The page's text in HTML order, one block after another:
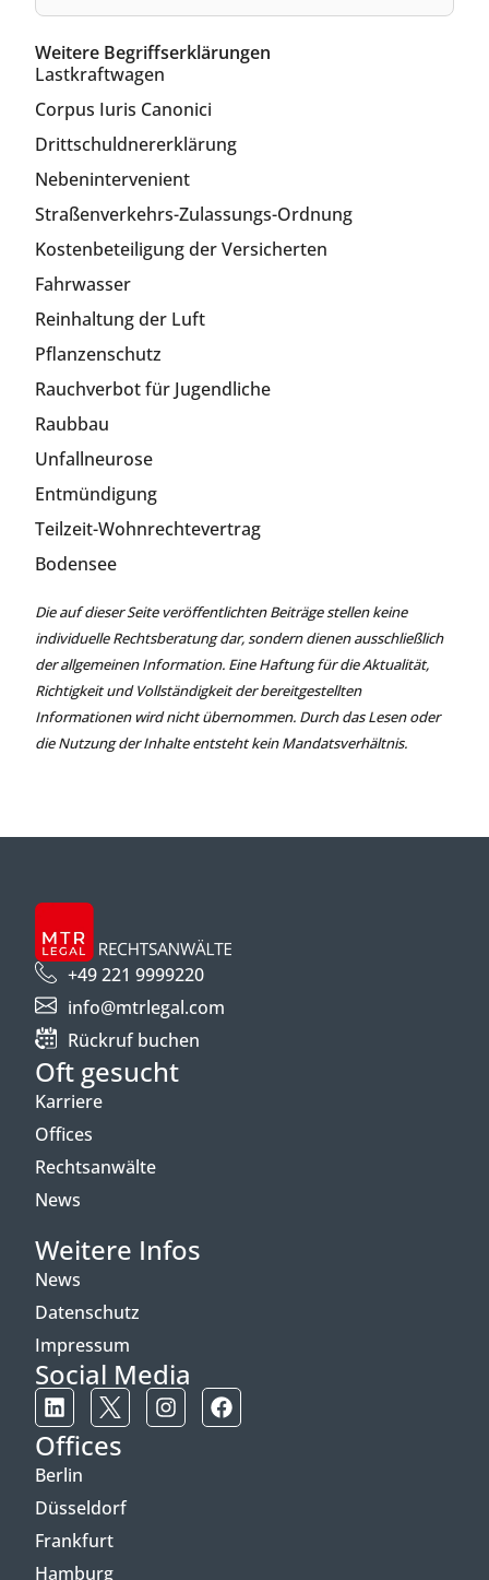
Weitere Begriffserklärungen
Lastkraftwagen
Corpus Iuris Canonici
Drittschuldnererklärung
Nebenintervenient
Straßenverkehrs-Zulassungs-Ordnung
Kostenbeteiligung der Versicherten
Fahrwasser
Reinhaltung der Luft
Pflanzenschutz
Rauchverbot für Jugendliche
Raubbau
Unfallneurose
Entmündigung
Teilzeit-Wohnrechtevertrag
Bodensee
Die auf dieser Seite veröffentlichten Beiträge stellen keine
individuelle Rechtsberatung dar, sondern dienen ausschließlich
der allgemeinen Information. Eine Haftung für die Aktualität,
Richtigkeit und Vollständigkeit der bereitgestellten
Informationen wird nicht übernommen. Durch das Lesen oder
die Nutzung der Inhalte entsteht kein Mandatsverhältnis.
+49 221 9999220
info@mtrlegal.com
Rückruf buchen
Oft gesucht
Karriere
Offices
Rechtsanwälte
News
Weitere Infos
News
Datenschutz
Impressum
Social Media
Offices
Berlin
Düsseldorf
Frankfurt
Hamburg